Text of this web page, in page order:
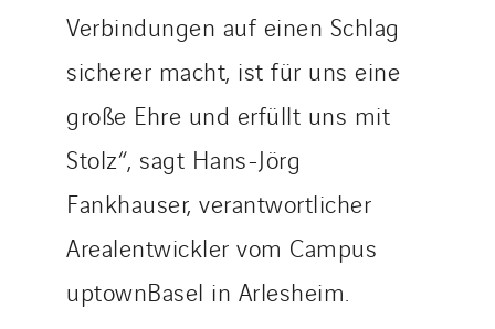
Verbindungen auf einen Schlag
sicherer macht, ist für uns eine
große Ehre und erfüllt uns mit
Stolz“, sagt Hans-Jörg
Fankhauser, verantwortlicher
Arealentwickler vom Campus
uptownBasel in Arlesheim.